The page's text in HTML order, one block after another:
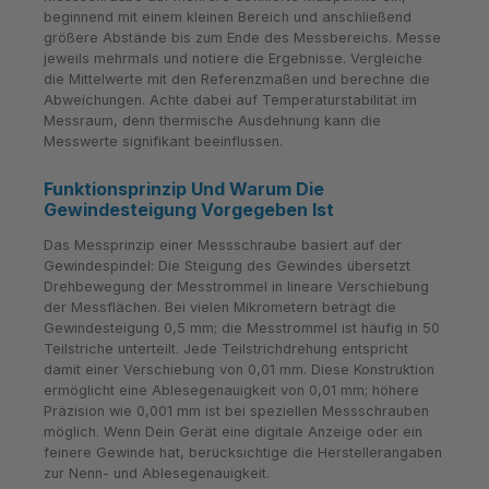
beginnend mit einem kleinen Bereich und anschließend
größere Abstände bis zum Ende des Messbereichs. Messe
jeweils mehrmals und notiere die Ergebnisse. Vergleiche
die Mittelwerte mit den Referenzmaßen und berechne die
Abweichungen. Achte dabei auf Temperaturstabilität im
Messraum, denn thermische Ausdehnung kann die
Messwerte signifikant beeinflussen.
Funktionsprinzip Und Warum Die
Gewindesteigung Vorgegeben Ist
Das Messprinzip einer Messschraube basiert auf der
Gewindespindel: Die Steigung des Gewindes übersetzt
Drehbewegung der Messtrommel in lineare Verschiebung
der Messflächen. Bei vielen Mikrometern beträgt die
Gewindesteigung 0,5 mm; die Messtrommel ist häufig in 50
Teilstriche unterteilt. Jede Teilstrichdrehung entspricht
damit einer Verschiebung von 0,01 mm. Diese Konstruktion
ermöglicht eine Ablesegenauigkeit von 0,01 mm; höhere
Präzision wie 0,001 mm ist bei speziellen Messschrauben
möglich. Wenn Dein Gerät eine digitale Anzeige oder ein
feinere Gewinde hat, berücksichtige die Herstellerangaben
zur Nenn- und Ablesegenauigkeit.